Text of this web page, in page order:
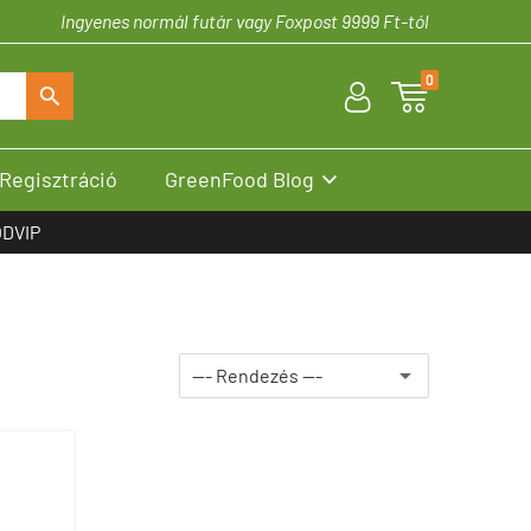
Ingyenes normál futár vagy Foxpost 9999 Ft-tól
S U 
0
GreenFood Blog 